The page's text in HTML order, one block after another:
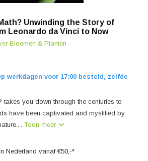
Unwinding the Story of
Leonardo da Vinci to Now
Bloemen & Planten
werkdagen voor 17:00 besteld, zelfde
takes you down through the centuries to
have been captivated and mystified by
Toon meer
Nederland vanaf €50,-*